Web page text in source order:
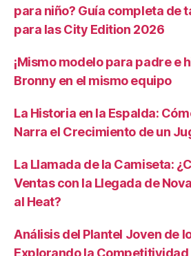
para niño? Guía completa de
para las City Edition 2026
¡Mismo modelo para padre e
Bronny en el mismo equipo
La Historia en la Espalda:
Narra el Crecimiento de un
La Llamada de la Camiseta:
Ventas con la Llegada de
al Heat?
Análisis del Plantel Joven de
Explorando la Competitividad